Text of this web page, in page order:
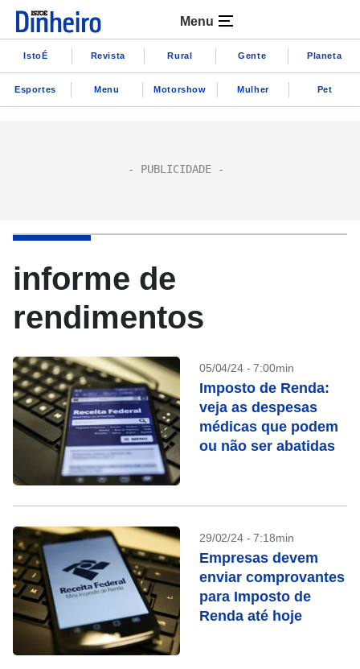
Menu
IstoÉ Revista Rural Gente Planeta
Esportes Menu Motorshow Mulher Pet
informe de
rendimentos
05/04/24 - 7:00min
Imposto de Renda:
veja as despesas
médicas que podem
ou não ser abatidas
29/02/24 - 7:18min
Empresas devem
enviar comprovantes
para Imposto de
Renda até hoje